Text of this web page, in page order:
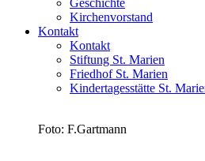
Geschichte
Kirchenvorstand
Kontakt
Kontakt
Stiftung St. Marien
Friedhof St. Marien
Kindertagesstätte St.
Foto: F.Gartmann